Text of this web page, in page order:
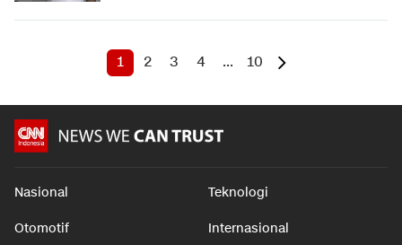
1 2 3 4 ... 10
Nasional Teknologi
Otomotif Internasional